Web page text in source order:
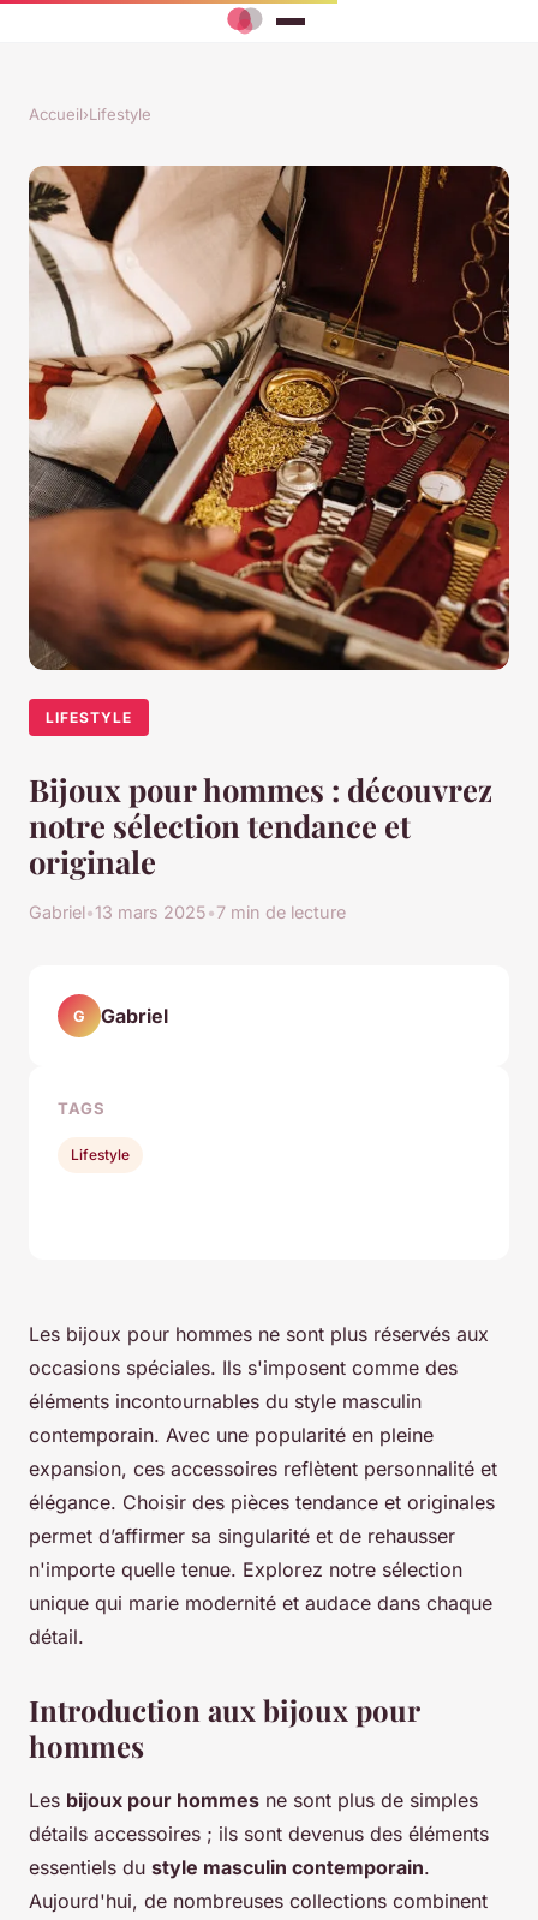
Accueil›Lifestyle
LIFESTYLE
Bijoux pour hommes : découvrez
notre sélection tendance et
originale
Gabriel•13 mars 2025•7 min de lecture
Les bijoux pour hommes ne sont plus réservés aux
occasions spéciales. Ils s'imposent comme des
éléments incontournables du style masculin
contemporain. Avec une popularité en pleine
expansion, ces accessoires reflètent personnalité et
élégance. Choisir des pièces tendance et originales
permet d’affirmer sa singularité et de rehausser
n'importe quelle tenue. Explorez notre sélection
unique qui marie modernité et audace dans chaque
détail.
Introduction aux bijoux pour
hommes
Les bijoux pour hommes ne sont plus de simples
détails accessoires ; ils sont devenus des éléments
essentiels du style masculin contemporain.
Aujourd'hui, de nombreuses collections combinent
G Gabriel
TAGS
Lifestyle